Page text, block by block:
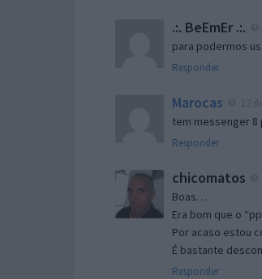
.:. BeEmEr .:.
para podermos
Responder
Marocas
tem messenger 8
Responder
chicomatos
Boas…
Era bom que o
Por acaso estou
É bastante
Responder